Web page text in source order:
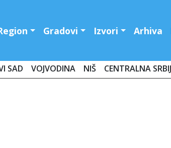
Gradovi Izvori Arhiva
SAD VOJVODINA NIŠ CENTRALNA